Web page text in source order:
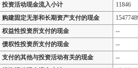
投资活动现金流入小计
11846
购建固定无形和长期资产支付的现金
权益性投资所支付的现金
--
债权性投资所支付的现金
--
支付的其他与投资活动有关的现金
--